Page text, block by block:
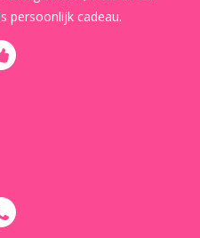
persoonlijk cadeau.